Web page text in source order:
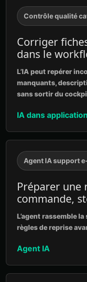
Contrôle qualité
Corriger
dans le
L’IA peut repérer
manquants,
sans sortir du
IA dans
Agent IA support
Préparer une
commande,
L’agent rassemble
règles de reprise
Agent IA